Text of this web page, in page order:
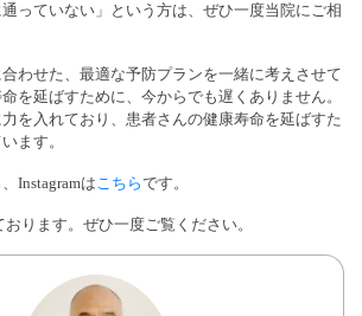
っていない」という方は、ぜひ一度当院にご相
わせた、最適な予防プランを一緒に考えさせて
を延ばすために、今からでも遅くありません。
を入れており、患者さんの健康寿命を延ばすた
ます。
、Instagramはこちらです。
おります。ぜひ一度ご覧ください。